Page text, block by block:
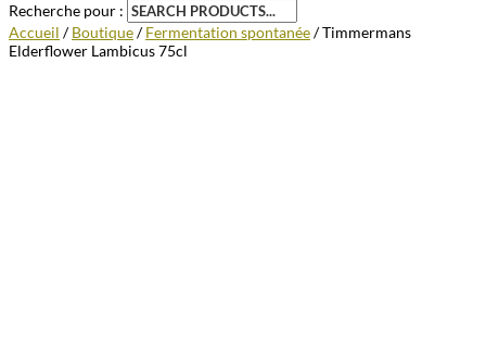
Recherche pour :
Accueil /Boutique/Fermentation spontanée/ Timmermans
Elderflower Lambicus 75cl